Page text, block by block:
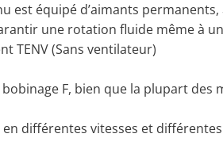
est équipé d’aimants permanents,
une rotation fluide même à
TENV (Sans ventilateur)
bobinage F, bien que la plupart
différentes vitesses et